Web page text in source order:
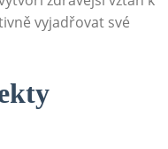
vyjadřovat své